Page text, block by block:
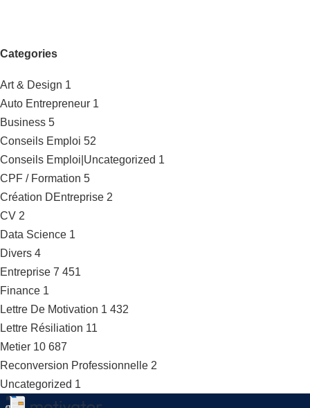
Categories
Art & Design 1
Auto Entrepreneur 1
Business 5
Conseils Emploi 52
Conseils Emploi|Uncategorized 1
CPF / Formation 5
Création DEntreprise 2
CV 2
Data Science 1
Divers 4
Entreprise 7 451
Finance 1
Lettre De Motivation 1 432
Lettre Résiliation 11
Metier 10 687
Reconversion Professionnelle 2
Uncategorized 1